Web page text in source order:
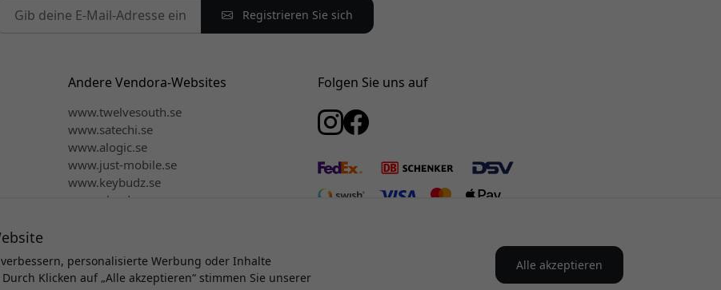
Registrieren Sie sich
Andere Vendora-Websites
www.twelvesouth.se
www.satechi.se
www.alogic.se
www.just-mobile.se
www.keybudz.se
www.plaud.se
Folgen Sie uns auf
personalisierte Werbung oder Inhalte
Klicken auf „Alle akzeptieren“ stimmen Sie unserer
Alle akzeptieren